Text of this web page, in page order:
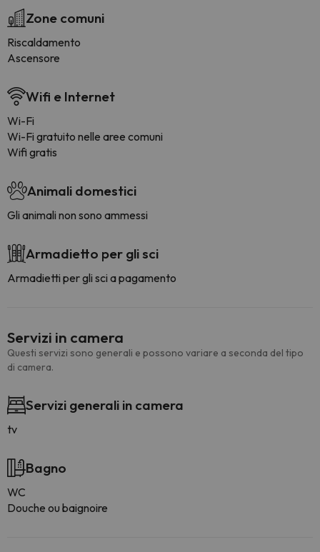
Zone comuni
Riscaldamento
Ascensore
Wifi e Internet
Wi-Fi
Wi-Fi gratuito nelle aree comuni
Wifi gratis
Animali domestici
Gli animali non sono ammessi
Armadietto per gli sci
Armadietti per gli sci a pagamento
Servizi in camera
Questi servizi sono generali e possono variare a seconda del tipo
di camera.
Servizi generali in camera
tv
Bagno
WC
Douche ou baignoire